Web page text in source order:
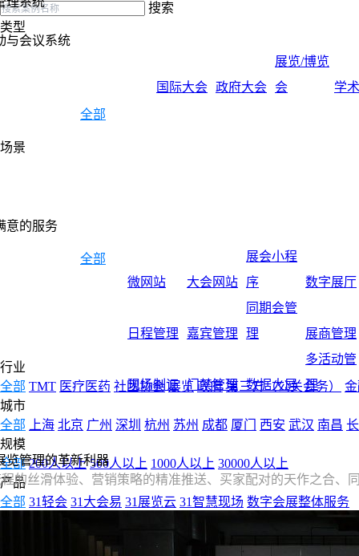
与会议系统
览管理的革新利器
的丝滑体验、营销策略的精准推送、买家配对的天作之合
意的服务
搜索
类型
全部
国际大会 政府大会
展览/博览
会
学
场景
全部
微网站
大会网站
展会小程
序
数字展厅
日程管理 嘉宾管理
同期会管
理
展商管理
现场制证 门禁管理 数据大屏
多活动管
理
行业
全部 TMT 医疗医药 社团协会 展览 政府 第三方（公关会务）
城市
全部
上海 北京 广州 深圳 杭州 苏州 成都 厦门 西安 武汉 南昌
规模
全部 200人以上 500人以上 1000人以上 30000人以上
产品
全部 31轻会 31大会易 31展览云 31智慧现场 数字会展整体服务